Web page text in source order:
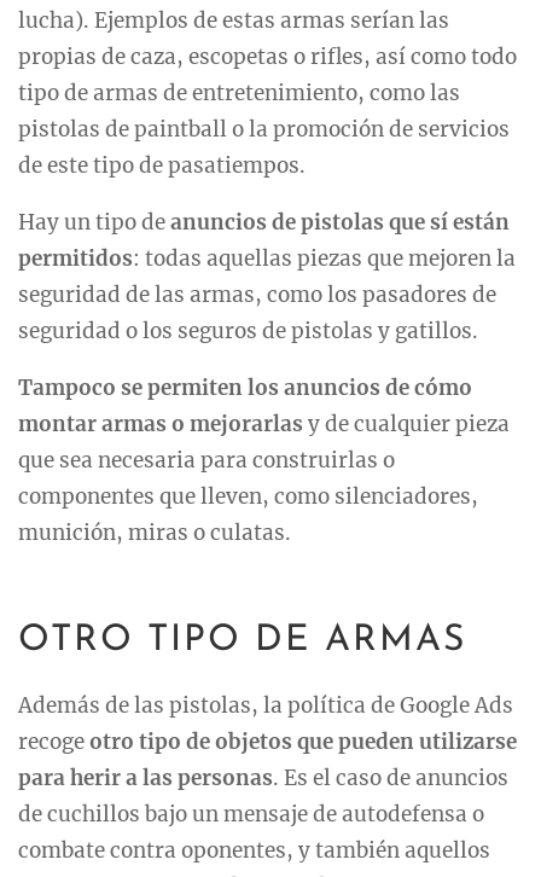
lucha). Ejemplos de estas armas serían las
propias de caza, escopetas o rifles, así como todo
tipo de armas de entretenimiento, como las
pistolas de paintball o la promoción de servicios
de este tipo de pasatiempos.
Hay un tipo deanuncios de pistolas que sí están
permitidos: todas aquellas piezas que mejoren la
seguridad de las armas, como los pasadores de
seguridad o los seguros de pistolas y gatillos.
Tampoco se permiten los anuncios de cómo
montar armas o mejorarlas y de cualquier pieza
que sea necesaria para construirlas o
componentes que lleven, como silenciadores,
munición, miras o culatas.
OTRO TIPO DE ARMAS
Además de las pistolas, la política de Google Ads
recogeotro tipo de objetos que pueden utilizarse
para herir a las personas. Es el caso de anuncios
de cuchillos bajo un mensaje de autodefensa o
combate contra oponentes, y también aquellos